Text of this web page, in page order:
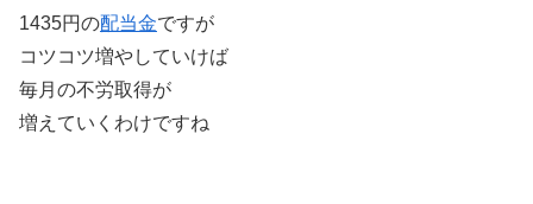
1435円の配当金ですが
コツコツ増やしていけば
毎月の不労取得が
増えていくわけですね